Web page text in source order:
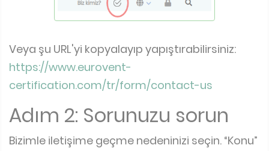
Veya şu URL'yi kopyalayıp yapıştırabilirsiniz:
https://www.eurovent-
certification.com/tr/form/contact-us
Adım 2: Sorunuzu sorun
Bizimle iletişime geçme nedeninizi seçin. “Konu”